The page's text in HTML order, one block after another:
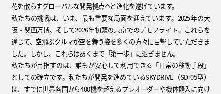
花を散らすグローバルな開発拠点へと進化を遂げています。
私たちの挑戦は、いま、最も重要な局面を迎えています。2025年の大
阪・関西万博、そして2026年初頭の東京でのデモフライト。これらを
通じて、空飛ぶクルマが空を舞う姿を多くの方々に目撃していただきま
した。しかし、これらはあくまで「第一歩」に過ぎません。
私たちが目指すのは、誰もが安心して利用できる「日常の移動手段」
としての確立です。私たちが開発を進めているSKYDRIVE（SD-05型）
は、すでに世界各国から400機を超えるプレオーダーや機体購入に向け